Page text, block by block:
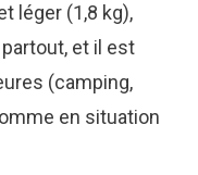
léger (1,8 kg),
et il est
(camping,
en situation